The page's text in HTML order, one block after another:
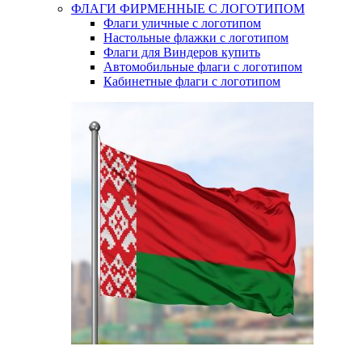
ФЛАГИ ФИРМЕННЫЕ С ЛОГОТИПОМ
Флаги уличные с логотипом
Настольные флажки с логотипом
Флаги для Виндеров купить
Автомобильные флаги с логотипом
Кабинетные флаги с логотипом